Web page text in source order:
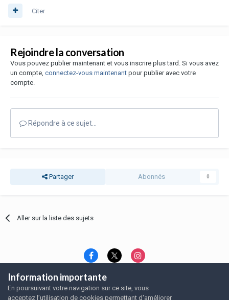
Citer
Rejoindre la conversation
Vous pouvez publier maintenant et vous inscrire plus tard. Si vous avez
un compte, connectez-vous maintenant pour publier avec votre
compte.
Répondre à ce sujet…
Partager Abonnés 0
Aller sur la liste des sujets
Langue Thème
Politique de confidentialité
Nous contacter
Nous contacter
Information importante
En poursuivant votre navigation sur ce site, vous
acceptez l’utilisation de cookies permettant d'améliorer